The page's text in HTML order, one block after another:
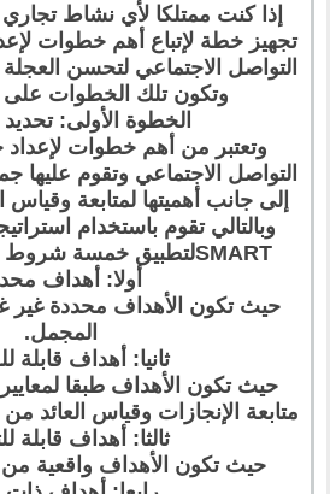
إذا كنت ممتلكا لأي نشاط
تجهيز خطة لإتباع أهم خطوات
التواصل الاجتماعي لتحسن
وتكون تلك الخطوات على
الخطوة الأولى:
وتعتبر من أهم خطوات لإعداد
التواصل الاجتماعي وتقوم عليها
إلى جانب أهميتها لمتابعة وقياس
وبالتالي تقوم باستخدام
SMARTلتطبيق خمسة شروط على النحو التالي:
أولا: أهداف
حيث تكون الأهداف محددة غير
المجمل.
ثانيا: أهداف قابلة
حيث تكون الأهداف طبقا
متابعة الإنجازات وقياس العائد من
ثالثا: أهداف قابلة
حيث تكون الأهداف واقعية من